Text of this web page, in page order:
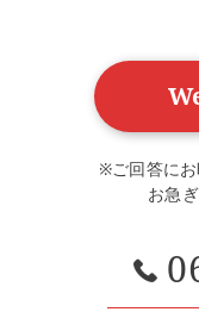
※ご回答にお
お急